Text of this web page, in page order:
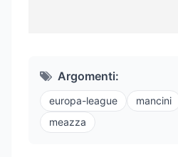
Argomenti:
europa-league mancini
meazza